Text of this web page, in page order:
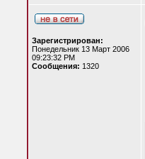
Зарегистрирован:
Понедельник 13 Март 2006
09:23:32 PM
Сообщения: 1320